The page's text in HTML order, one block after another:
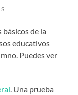
de la
educativos
Puedes ver
. Una prueba